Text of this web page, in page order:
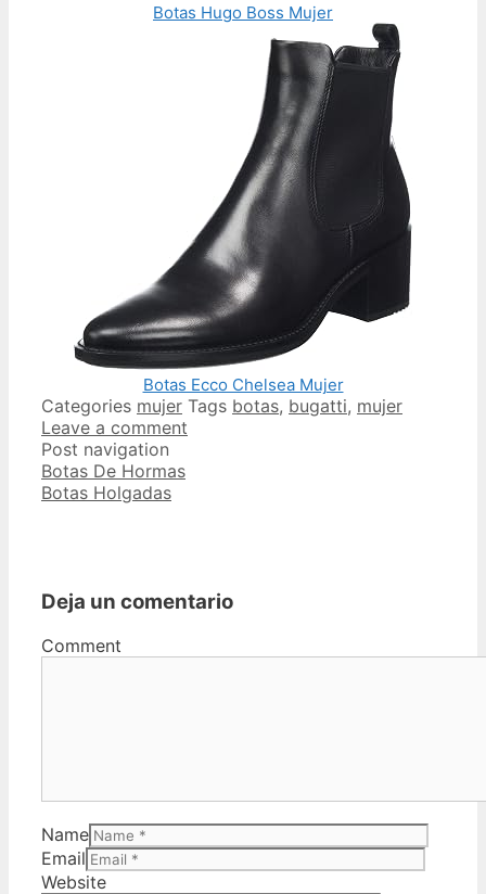
Botas Hugo Boss Mujer
Botas Ecco Chelsea Mujer
Categories mujer Tags botas, bugatti, mujer
Leave a comment
Post navigation
Botas De Hormas
Botas Holgadas
Deja un comentario
Comment
Name
Email
Website